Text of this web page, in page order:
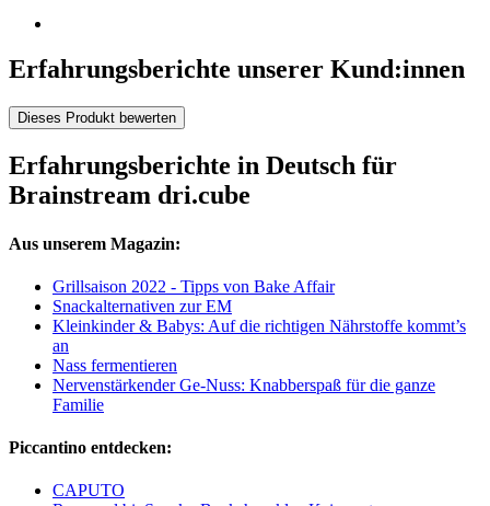
Erfahrungsberichte unserer Kund:innen
Dieses Produkt bewerten
Erfahrungsberichte in Deutsch für
Brainstream dri.cube
Aus unserem Magazin:
Grillsaison 2022 - Tipps von Bake Affair
Snackalternativen zur EM
Kleinkinder & Babys: Auf die richtigen Nährstoffe kommt’s
an
Nass fermentieren
Nervenstärkender Ge-Nuss: Knabberspaß für die ganze
Familie
Piccantino entdecken:
CAPUTO